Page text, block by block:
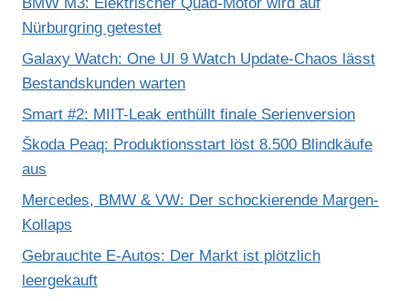
Nürburgring getestet
Galaxy Watch: One UI 9 Watch Update-Chaos lässt
Bestandskunden warten
Smart #2: MIIT-Leak enthüllt finale Serienversion
Škoda Peaq: Produktionsstart löst 8.500 Blindkäufe
aus
Mercedes, BMW & VW: Der schockierende Margen-
Kollaps
Gebrauchte E-Autos: Der Markt ist plötzlich
leergekauft